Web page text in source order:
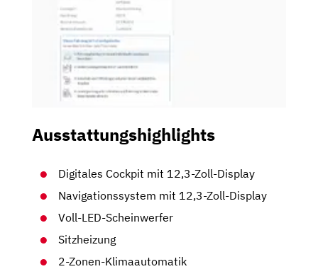
Ausstattungshighlights
Digitales Cockpit mit 12,3-Zoll-Display
Navigationssystem mit 12,3-Zoll-Display
Voll-LED-Scheinwerfer
Sitzheizung
2-Zonen-Klimaautomatik